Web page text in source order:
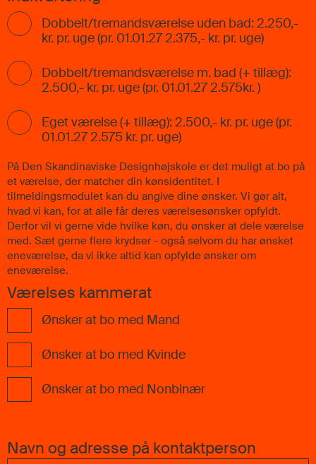
Dobbelt/tremandsværelse uden bad: 2.250,-
kr. pr. uge (pr. 01.01.27 2.375,- kr. pr. uge)
Dobbelt/tremandsværelse m. bad (+ tillæg):
2.500,- kr. pr. uge (pr. 01.01.27 2.575kr. )
Eget værelse (+ tillæg): 2.500,- kr. pr. uge (pr.
01.01.27 2.575 kr. pr. uge)
På Den Skandinaviske Designhøjskole er det muligt at bo på
et værelse, der matcher din kønsidentitet. I
tilmeldingsmodulet kan du angive dine ønsker. Vi gør alt,
hvad vi kan, for at alle får deres værelsesønsker opfyldt.
Derfor vil vi gerne vide hvilke køn, du ønsker at dele værelse
med. Sæt gerne flere krydser - også selvom du har ønsket
eneværelse, da vi ikke altid kan opfylde ønsker om
eneværelse.
Værelses kammerat
Ønsker at bo med Mand
Ønsker at bo med Kvinde
Ønsker at bo med Nonbinær
Navn og adresse på kontaktperson